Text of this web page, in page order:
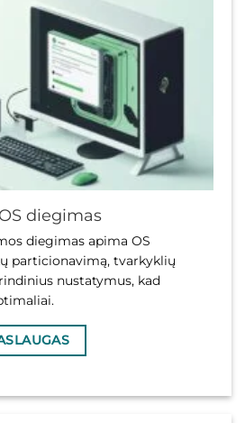
diegimas
diegimas apima OS
particionavimą, tvarkyklių
nustatymus, kad